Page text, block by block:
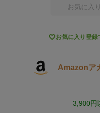
もっと見る
インフィット INFIT
お気に入
お気に入り登録
Amazonア
3,900円